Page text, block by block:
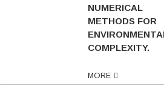
NUMERICAL
METHODS FOR
COMPLEXITY.
MORE